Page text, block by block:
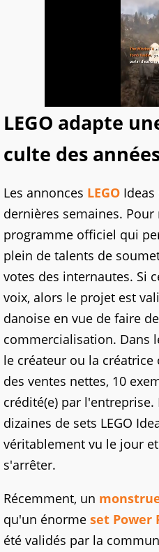
LEGO adapte
culte des
Les annonces LEGO
dernières semaines. Pour
programme officiel qui
plein de talents de
votes des internautes. Si
voix, alors le projet est
danoise en vue de faire
commercialisation. Dans
le créateur ou la
des ventes nettes, 10
crédité(e) par l'entreprise.
dizaines de sets LEGO
véritablement vu le jour
s'arrêter.
Récemment, un
qu'un énorme set Power
été validés par la